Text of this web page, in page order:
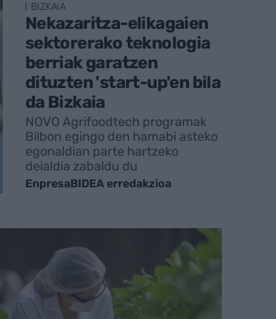
BIZKAIA
Nekazaritza-elikagaien
sektorerako teknologia
berriak garatzen
dituzten 'start-up'en bila
da Bizkaia
NOVO Agrifoodtech programak
Bilbon egingo den hamabi asteko
egonaldian parte hartzeko
deialdia zabaldu du
EnpresaBIDEA erredakzioa